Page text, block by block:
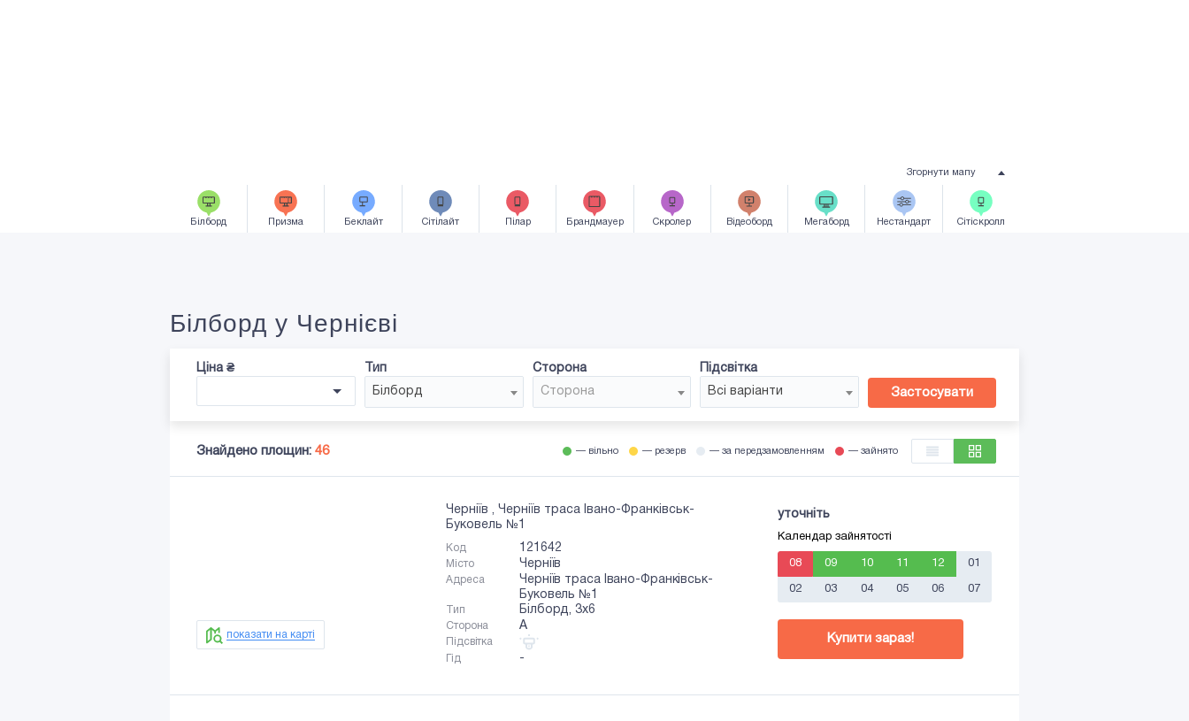
Згорнути мапу
Білборд Призма Беклайт Сiтiлайт Пілар Брандмауер Скролер Відеоборд Мегаборд Нестандарт Сiтicкролл
Білборд у Чернієві
Ціна ₴
Тип
Білборд
Сторона
Сторона
Підсвітка
Всі варіанти
Застосувати
Знайдено площин: 46 — вільно — резерв — за передзамовленням — зайнято
показати на карті
Черніїв , Черніїв траса Івано-Франківськ-
Буковель №1
Код 121642
Місто Черніїв
Адреса
Черніїв траса Івано-Франківськ-
Буковель №1
Тип Білборд, 3х6
Сторона A
Підсвітка
Гід
-
уточніть
Календар зайнятості
08 09 10 11 12 01
02 03 04 05 06 07
Купити зараз!